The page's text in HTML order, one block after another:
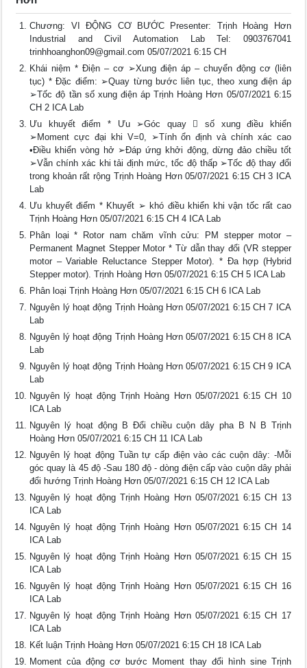
Chương: VI ĐỘNG CƠ BƯỚC Presenter: Trịnh Hoàng Hơn
Industrial and Civil Automation Lab Tel: 0903767041
trinhhoanghon09@gmail.com 05/07/2021 6:15 CH
Khái niệm * Điện – cơ ➢Xung điện áp – chuyển động cơ (liên
tục) * Đặc điểm: ➢Quay từng bước liên tục, theo xung điện áp
➢Tốc độ tần số xung điện áp Trịnh Hoàng Hơn 05/07/2021 6:15
CH 2 ICA Lab
Ưu khuyết điểm * Ưu ➢Góc quay  số xung điều khiển
➢Moment cực đại khi V=0, ➢Tính ổn định và chính xác cao
•Điều khiển vòng hở ➢Đáp ứng khởi động, dừng đảo chiều tốt
➢Vẫn chính xác khi tải định mức, tốc độ thấp ➢Tốc độ thay đổi
trong khoản rất rộng Trịnh Hoàng Hơn 05/07/2021 6:15 CH 3 ICA
Lab
Ưu khuyết điểm * Khuyết ➢ khó điều khiển khi vận tốc rất cao
Trịnh Hoàng Hơn 05/07/2021 6:15 CH 4 ICA Lab
Phân loại * Rotor nam chăm vĩnh cửu: PM stepper motor –
Permanent Magnet Stepper Motor * Từ dẫn thay đổi (VR stepper
motor – Variable Reluctance Stepper Motor). * Đa hợp (Hybrid
Stepper motor). Trịnh Hoàng Hơn 05/07/2021 6:15 CH 5 ICA Lab
Phân loại Trịnh Hoàng Hơn 05/07/2021 6:15 CH 6 ICA Lab
Nguyên lý hoạt động Trịnh Hoàng Hơn 05/07/2021 6:15 CH 7 ICA
Lab
Nguyên lý hoạt động Trịnh Hoàng Hơn 05/07/2021 6:15 CH 8 ICA
Lab
Nguyên lý hoạt động Trịnh Hoàng Hơn 05/07/2021 6:15 CH 9 ICA
Lab
Nguyên lý hoạt động Trịnh Hoàng Hơn 05/07/2021 6:15 CH 10
ICA Lab
Nguyên lý hoạt động B Đổi chiều cuộn dây pha B N B Trịnh
Hoàng Hơn 05/07/2021 6:15 CH 11 ICA Lab
Nguyên lý hoạt động Tuần tự cấp điện vào các cuộn dây: -Mỗi
góc quay là 45 độ -Sau 180 độ - dòng điện cấp vào cuộn dây phải
đổi hướng Trịnh Hoàng Hơn 05/07/2021 6:15 CH 12 ICA Lab
Nguyên lý hoạt động Trịnh Hoàng Hơn 05/07/2021 6:15 CH 13
ICA Lab
Nguyên lý hoạt động Trịnh Hoàng Hơn 05/07/2021 6:15 CH 14
ICA Lab
Nguyên lý hoạt động Trịnh Hoàng Hơn 05/07/2021 6:15 CH 15
ICA Lab
Nguyên lý hoạt động Trịnh Hoàng Hơn 05/07/2021 6:15 CH 16
ICA Lab
Nguyên lý hoạt động Trịnh Hoàng Hơn 05/07/2021 6:15 CH 17
ICA Lab
Kết luận Trịnh Hoàng Hơn 05/07/2021 6:15 CH 18 ICA Lab
Moment của động cơ bước Moment thay đổi hình sine Trịnh